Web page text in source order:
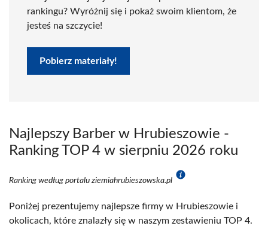
rankingu? Wyróżnij się i pokaż swoim klientom, że
jesteś na szczycie!
Pobierz materiały!
Najlepszy Barber w Hrubieszowie -
Ranking TOP 4 w sierpniu 2026 roku
Ranking według portalu ziemiahrubieszowska.pl
Poniżej prezentujemy najlepsze firmy w Hrubieszowie i
okolicach, które znalazły się w naszym zestawieniu TOP 4.